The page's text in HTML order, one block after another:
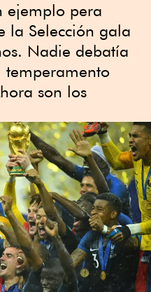
ejemplo pera
la Selección gala
Nadie debatía
temperamento
son los